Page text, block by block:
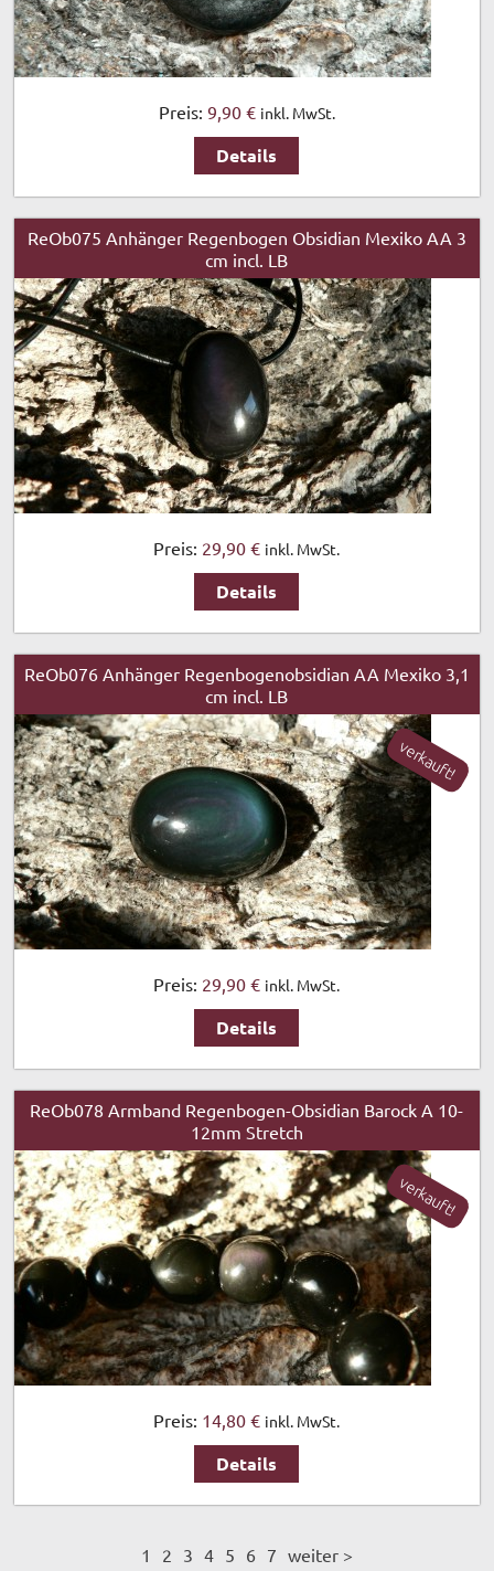
Preis: 9,90 € inkl. MwSt.
Details
ReOb075 Anhänger Regenbogen Obsidian Mexiko AA 3
cm incl. LB
Preis: 29,90 € inkl. MwSt.
Details
ReOb076 Anhänger Regenbogenobsidian AA Mexiko 3,1
cm incl. LB
Preis: 29,90 € inkl. MwSt.
Details
verkauft!
ReOb078 Armband Regenbogen-Obsidian Barock A 10-
12mm Stretch
Preis: 14,80 € inkl. MwSt.
Details
verkauft!
1 2 3 4 5 6 7 weiter >